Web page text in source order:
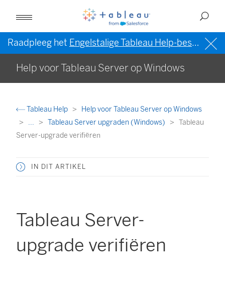
Raadpleeg het Engelstalige Tableau Help-bestand (VS)
Help voor Tableau Server op Windows
Tableau Help
Help voor Tableau Server op Windows
...
Tableau Server upgraden (Windows)
Tableau
Server-upgrade verifiëren
IN DIT ARTIKEL
Tableau Server-
upgrade verifiëren